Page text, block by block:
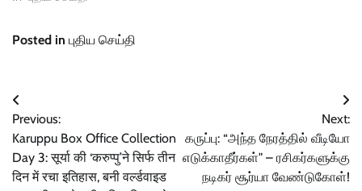
Posted in புதிய செய்தி
Post
navigation
Previous:
Karuppu Box Office Collection
Day 3: सूर्या की ‘करुप्पु’ने सिर्फ तीन
दिन में रचा इतिहास, बनी वर्ल्डवाइड
Next:
கருப்பு: “அந்த நேரத்தில் வீடியோ
எடுக்காதீர்கள்" – ரசிகர்களுக்கு
நடிகர் சூர்யா வேண்டுகோள்!